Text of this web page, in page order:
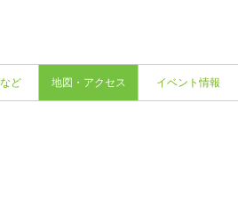
ど 地図・アクセス イベント情報